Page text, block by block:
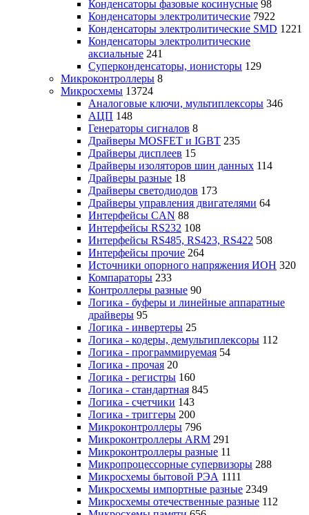
Конденсаторы фазовые косинусные 98
Конденсаторы электролитические 7922
Конденсаторы электролитические SMD 1221
Конденсаторы электролитические
аксиальные 241
Суперконденсаторы, ионисторы 129
Микроконтроллеры 8
Микросхемы 13724
Аналоговые ключи, мультиплексоры 346
АЦП 148
Генераторы сигналов 8
Драйверы MOSFET и IGBT 235
Драйверы дисплеев 15
Драйверы изоляторов шин данных 114
Драйверы разные 18
Драйверы светодиодов 173
Драйверы управления двигателями 64
Интерфейсы CAN 88
Интерфейсы RS232 108
Интерфейсы RS485, RS423, RS422 508
Интерфейсы прочие 264
Источники опорного напряжения ИОН 320
Компараторы 233
Контроллеры разные 90
Логика - буферы и линейные аппаратные
драйверы 95
Логика - инвертеры 25
Логика - кодеры, демультиплексоры 112
Логика - программируемая 54
Логика - прочая 20
Логика - регистры 160
Логика - стандартная 845
Логика - счетчики 143
Логика - триггеры 200
Микроконтроллеры 796
Микроконтроллеры ARM 291
Микроконтроллеры разные 11
Микропроцессорные супервизоры 288
Микросхемы бытовой РЭА 1111
Микросхемы импортные разные 2349
Микросхемы отечественные разные 112